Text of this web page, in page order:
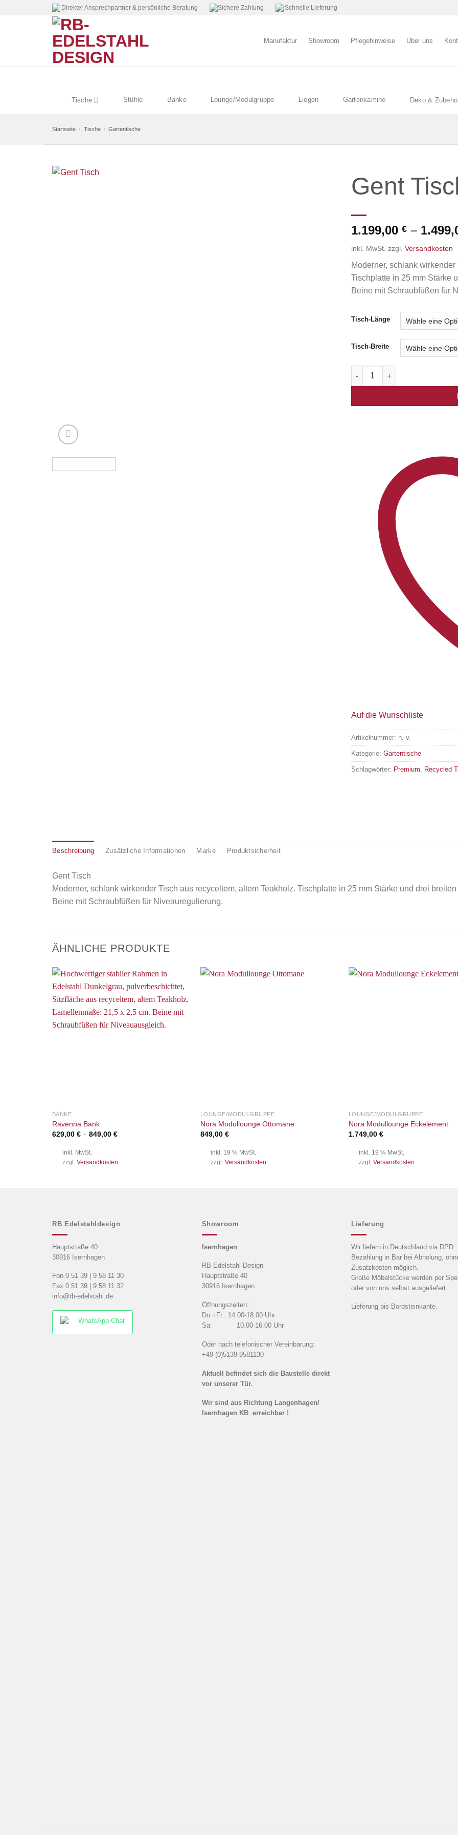
Direkter Ansprechpartner & persönliche Beratung Sichere Zahlung Schnelle Lieferung
Manufaktur Showroom Pflegehinweise Über uns
Tische Stühle Bänke Lounge/Modulgruppe Liegen Gartenkamine Deko &
Startseite / Tische / Gartentische
Gent
1.199,00 € –
inkl. MwSt. zzgl. Versandkosten
Moderner, schlank
Tischplatte in 25 mm Stärke
Beine mit Schraubfüßen für
Tisch-Länge
Tisch-Breite
Gent Tisch Menge
Auf die Wunschliste
Artikelnummer: n. v.
Kategorie: Gartentische
Schlagwörter: Premium, Recycled
Beschreibung Zusätzliche Informationen Marke Produktsicherheit
Gent Tisch
Moderner, schlank wirkender Tisch aus recyceltem, altem Teakholz. Tischplatte in 25 mm Stärke und drei
Beine mit Schraubfüßen für Niveauregulierung.
ÄHNLICHE PRODUKTE
Auf die
Wunschliste
BÄNKE
Ravenna Bank
629,00 €– 849,00 €
inkl. MwSt.
zzgl. Versandkosten
LOUNGE/MODULGRUPPE
Nora Modullounge Ottomane
849,00 €
inkl. 19 % MwSt.
zzgl. Versandkosten
LOUNGE/MODULGRUPPE
Nora Modullounge Eckelement
1.749,00 €
inkl. 19 % MwSt.
zzgl. Versandkosten
RB Edelstahldesign
Hauptstraße 40
30916 Isernhagen
Fon 0 51 39 | 9 58 11 30
Fax 0 51 39 | 9 58 11 32
info@rb-edelstahl.de
WhatsApp Chat
Showroom
Isernhagen
RB-Edelstahl Design
Hauptstraße 40
30916 Isernhagen
Öffnungszeiten:
Do.+Fr.: 14.00-18.00 Uhr
Sa: 10.00-16.00 Uhr
Oder nach telefonischer Vereinbarung:
+49 (0)5139 9581130
Aktuell befindet sich die Baustelle direkt
vor unserer Tür.
Wir sind aus Richtung Langenhagen/
Isernhagen KB erreichbar !
Lieferung
Wir liefern in Deutschland via DPD.
Bezahlung in Bar bei Abholung,
Zusatzkosten möglich.
Große Möbelstücke werden per
oder von uns selbst ausgeliefert.
Lieferung bis Bordsteinkante.